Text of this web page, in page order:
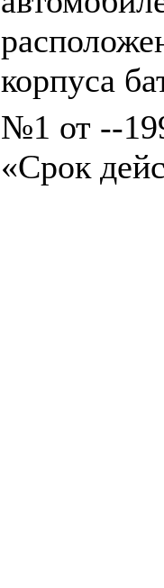
корпуса
№1 от --
«Срок